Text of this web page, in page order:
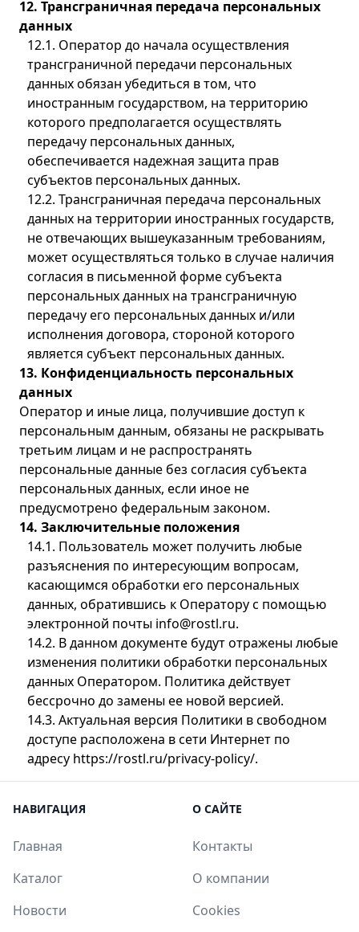
12. Трансграничная передача персональных
данных
12.1. Оператор до начала осуществления
трансграничной передачи персональных
данных обязан убедиться в том, что
иностранным государством, на территорию
которого предполагается осуществлять
передачу персональных данных,
обеспечивается надежная защита прав
субъектов персональных данных.
12.2. Трансграничная передача персональных
данных на территории иностранных государств,
не отвечающих вышеуказанным требованиям,
может осуществляться только в случае наличия
согласия в письменной форме субъекта
персональных данных на трансграничную
передачу его персональных данных и/или
исполнения договора, стороной которого
является субъект персональных данных.
13. Конфиденциальность персональных
данных
Оператор и иные лица, получившие доступ к
персональным данным, обязаны не раскрывать
третьим лицам и не распространять
персональные данные без согласия субъекта
персональных данных, если иное не
предусмотрено федеральным законом.
14. Заключительные положения
14.1. Пользователь может получить любые
разъяснения по интересующим вопросам,
касающимся обработки его персональных
данных, обратившись к Оператору с помощью
электронной почты info@rostl.ru.
14.2. В данном документе будут отражены любые
изменения политики обработки персональных
данных Оператором. Политика действует
бессрочно до замены ее новой версией.
14.3. Актуальная версия Политики в свободном
доступе расположена в сети Интернет по
адресу https://rostl.ru/privacy-policy/.
НАВИГАЦИЯ
Главная
Каталог
Новости
О САЙТЕ
Контакты
О компании
Cookies